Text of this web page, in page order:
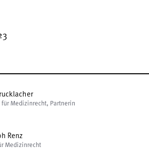
für Medizinrecht, Partnerin
Renz
Medizinrecht